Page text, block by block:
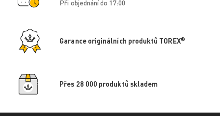
Při objednání do 17:00
Garance originálních produktů TOREX®
Přes 28 000 produktů skladem